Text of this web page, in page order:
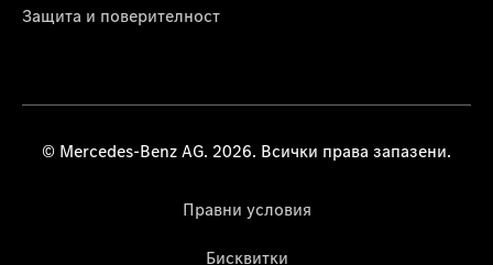
Защита и поверителност
© Mercedes-Benz AG. 2026. Всички права запазени.
Правни условия
Бисквитки